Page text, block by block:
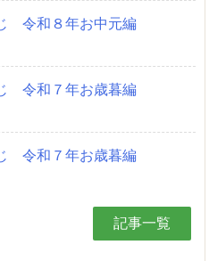
令和８年お中元編
令和７年お歳暮編
令和７年お歳暮編
記事一覧